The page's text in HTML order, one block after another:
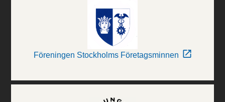
Föreningen Stockholms Företagsminnen